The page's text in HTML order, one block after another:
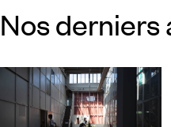
Nos derniers